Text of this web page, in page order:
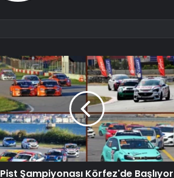
Pist Şampiyonası Körfez'de Başlıyor